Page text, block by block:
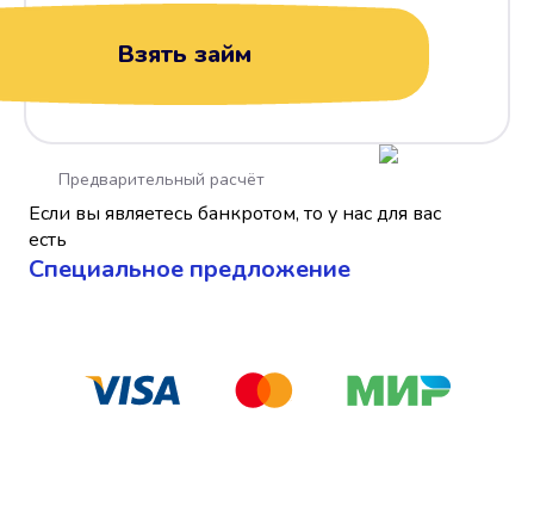
Взять займ
Если вы являетесь банкротом, то у нас для вас
есть
Cпециальное предложение
Предварительный расчёт